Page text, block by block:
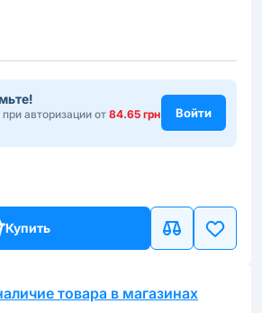
авторизации от 84.65 грн
Войти
Купить
товара в магазинах